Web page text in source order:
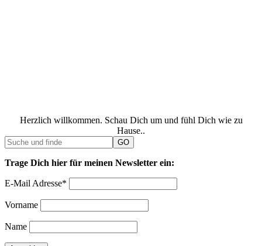
Herzlich willkommen. Schau Dich um und fühl Dich wie zu
Hause..
Trage Dich hier für meinen Newsletter ein:
E-Mail Adresse*
Vorname
Name